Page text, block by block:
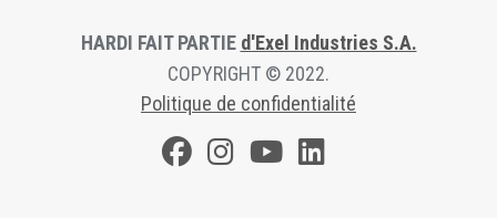
HARDI FAIT PARTIE d'Exel Industries S.A.
COPYRIGHT © 2022.
Politique de confidentialité